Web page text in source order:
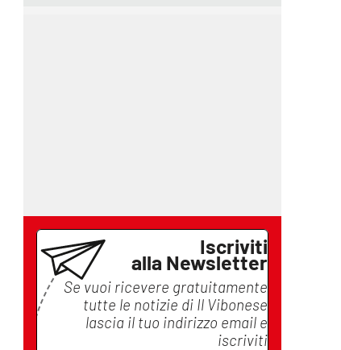
Iscriviti
alla Newsletter
Se vuoi ricevere gratuitamente
tutte le notizie di Il Vibonese
lascia il tuo indirizzo email e
iscriviti